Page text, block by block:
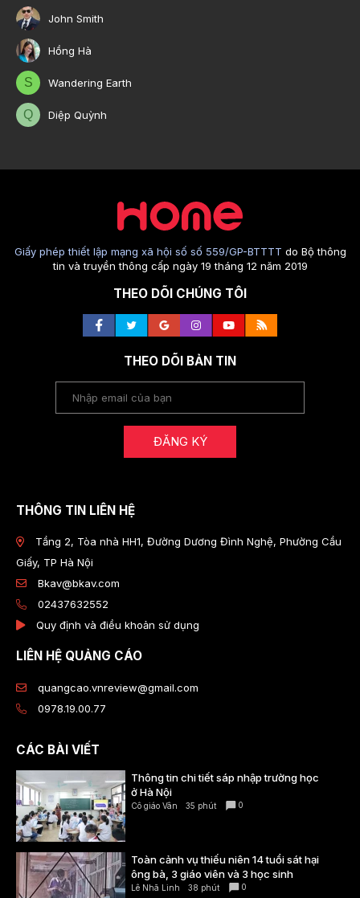
John Smith
Hồng Hà
S Wandering Earth
Q Diệp Quỳnh
Giấy phép thiết lập mạng xã hội số số 559/GP-BTTTT do Bộ thông
tin và truyền thông cấp ngày 19 tháng 12 năm 2019
THEO DÕI CHÚNG TÔI
THEO DÕI BẢN TIN
ĐĂNG KÝ
THÔNG TIN LIÊN HỆ
Tầng 2, Tòa nhà HH1, Đường Dương Đình Nghệ, Phường Cầu
Giấy, TP Hà Nội
Bkav@bkav.com
02437632552
Quy định và điều khoản sử dụng
LIÊN HỆ QUẢNG CÁO
quangcao.vnreview@gmail.com
0978.19.00.77
CÁC BÀI VIẾT
Thông tin chi tiết sáp nhập trường học
ở Hà Nội
Cô giáo Vân 35 phút 0
Toàn cảnh vụ thiếu niên 14 tuổi sát hại
ông bà, 3 giáo viên và 3 học sinh
Lê Nhã Linh 38 phút 0